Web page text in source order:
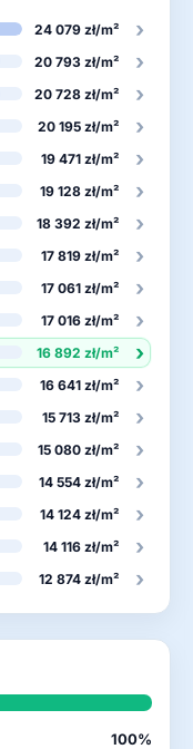
24 079 zł/m² ›
20 793 zł/m² ›
20 728 zł/m² ›
20 195 zł/m² ›
19 471 zł/m² ›
19 128 zł/m² ›
18 392 zł/m² ›
17 819 zł/m² ›
17 061 zł/m² ›
17 016 zł/m² ›
16 892 zł/m² ›
16 641 zł/m² ›
15 713 zł/m² ›
15 080 zł/m² ›
14 554 zł/m² ›
14 124 zł/m² ›
14 116 zł/m² ›
12 874 zł/m² ›
100%